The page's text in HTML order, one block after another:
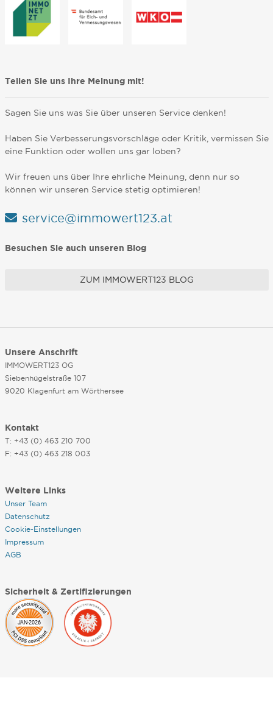
Teilen Sie uns Ihre Meinung mit!
Sagen Sie uns was Sie über unseren Service denken!
Haben Sie Verbesserungsvorschläge oder Kritik, vermissen Sie
eine Funktion oder wollen uns gar loben?
Wir freuen uns über Ihre ehrliche Meinung, denn nur so
können wir unseren Service stetig optimieren!
service@immowert123.at
Besuchen Sie auch unseren Blog
ZUM IMMOWERT123 BLOG
Unsere Anschrift
IMMOWERT123 OG
Siebenhügelstraße 107
9020 Klagenfurt am Wörthersee
Kontakt
T: +43 (0) 463 210 700
F: +43 (0) 463 218 003
Weitere Links
Unser Team
Datenschutz
Cookie-Einstellungen
Impressum
AGB
Sicherheit & Zertifizierungen